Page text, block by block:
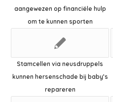
aangewezen op financiële hulp
om te kunnen sporten
Stamcellen via neusdruppels
kunnen hersenschade bij baby’s
repareren